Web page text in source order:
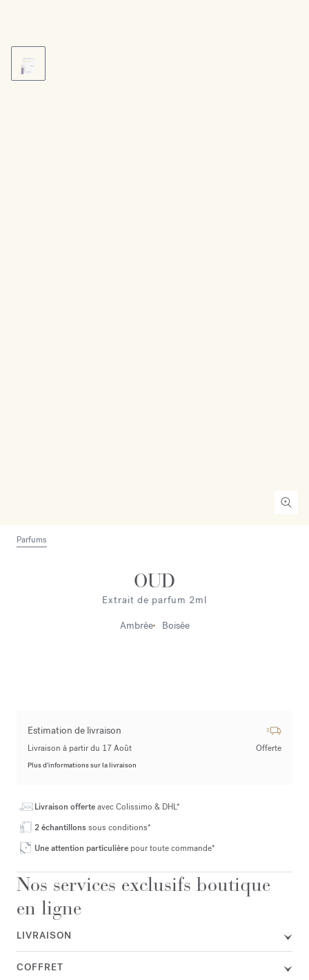
Parfums
OUD
Extrait de parfum 2ml
Ambrée
Boisée
Estimation de livraison
Livraison à partir du 17 Août Offerte
Plus d’informations sur la livraison
Livraison offerteavec Colissimo & DHL*
2 échantillonssous conditions*
Une attention particulière pour toute commande*
Nos services exclusifs boutique
en ligne
LIVRAISON
COFFRET